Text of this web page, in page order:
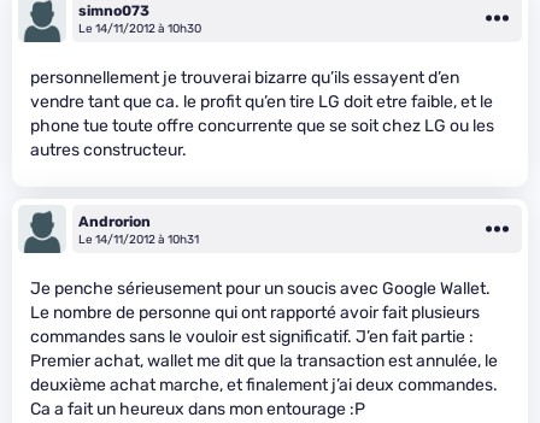
simno073
Le 14/11/2012 à 10h30
personnellement je trouverai bizarre qu’ils essayent d’en
vendre tant que ca. le profit qu’en tire LG doit etre faible, et le
phone tue toute offre concurrente que se soit chez LG ou les
autres constructeur.
Androrion
Le 14/11/2012 à 10h31
Je penche sérieusement pour un soucis avec Google Wallet.
Le nombre de personne qui ont rapporté avoir fait plusieurs
commandes sans le vouloir est significatif. J’en fait partie :
Premier achat, wallet me dit que la transaction est annulée, le
deuxième achat marche, et finalement j’ai deux commandes.
Ca a fait un heureux dans mon entourage :P